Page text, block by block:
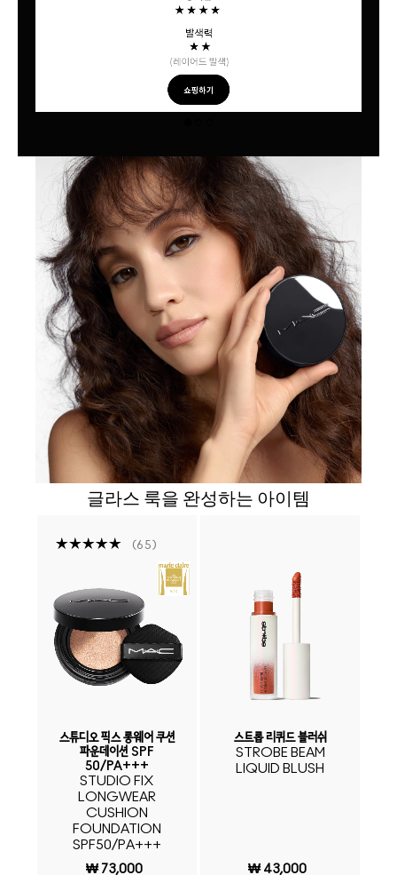
글라스 룩을 완성하는 아이템
65
스튜디오 픽스 롱웨어 쿠션
파운데이션 SPF
50/PA+++
STUDIO FIX
LONGWEAR
CUSHION
FOUNDATION
SPF50/PA+++
₩ 73,000
스트롭 리퀴드 블러쉬
STROBE BEAM
LIQUID BLUSH
₩ 43,000